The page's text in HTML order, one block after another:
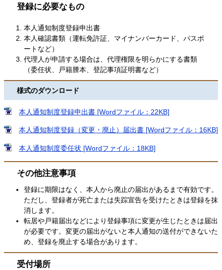
登録に必要なもの
本人通知制度登録申出書
本人確認書類（運転免許証、マイナンバーカード、パスポ
ートなど）
代理人が申請する場合は、代理権限を明らかにする書類
（委任状、戸籍謄本、登記事項証明書など）
様式のダウンロード
本人通知制度登録申出書 [Wordファイル：22KB]
本人通知制度登録（変更・廃止）届出書 [Wordファイル：16KB]
本人通知制度委任状 [Wordファイル：18KB]
その他注意事項
登録に期限はなく、本人から廃止の届出があるまで有効です。
ただし、登録者が死亡または失踪宣告を受けたときは登録を抹
消します。
転居や戸籍届出などにより登録事項に変更が生じたときは届出
が必要です。変更の届出がないと本人通知の送付ができないた
め、登録を廃止する場合があります。
受付場所